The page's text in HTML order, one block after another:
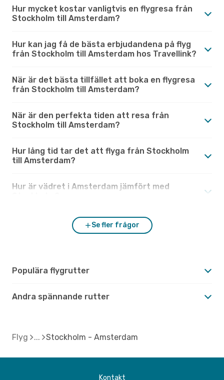
Hur mycket kostar vanligtvis en flygresa från
Stockholm till Amsterdam?
Hur kan jag få de bästa erbjudandena på flyg
från Stockholm till Amsterdam hos Travellink?
När är det bästa tillfället att boka en flygresa
från Stockholm till Amsterdam?
När är den perfekta tiden att resa från
Stockholm till Amsterdam?
Hur lång tid tar det att flyga från Stockholm
till Amsterdam?
Hur är vädret i Amsterdam jämfört med
Se fler frågor
Populära flygrutter
Andra spännande rutter
Flyg Stockholm - Amsterdam
Kontakt